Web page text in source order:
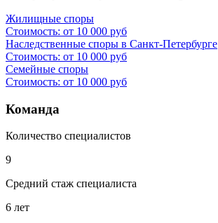
Жилищные споры
Стоимость: от 10 000 руб
Наследственные споры в Санкт-Петербурге
Стоимость: от 10 000 руб
Семейные споры
Стоимость: от 10 000 руб
Команда
Количество специалистов
9
Средний стаж специалиста
6 лет